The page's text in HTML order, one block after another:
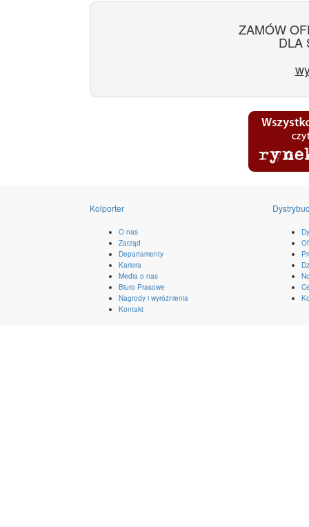
ZAMÓW
DLA
Kolporter
O nas
Zarząd
Departamenty
Kariera
Media o nas
Biuro Prasowe
Nagrody i wyróżnienia
Kontakt